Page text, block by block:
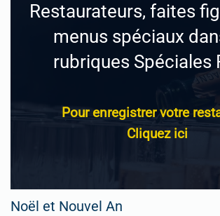
Restaurateurs, faites
menus spéciaux
rubriques Spéciales
Pour enregistrer votre
Cliquez ici
Noël et Nouvel An